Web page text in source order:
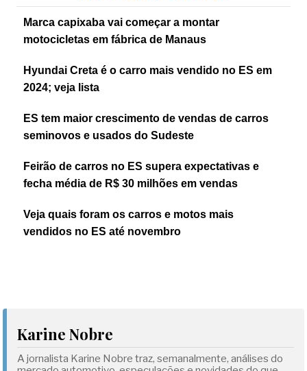
Marca capixaba vai começar a montar
motocicletas em fábrica de Manaus
Hyundai Creta é o carro mais vendido no ES em
2024; veja lista
ES tem maior crescimento de vendas de carros
seminovos e usados do Sudeste
Feirão de carros no ES supera expectativas e
fecha média de R$ 30 milhões em vendas
Veja quais foram os carros e motos mais
vendidos no ES até novembro
Karine Nobre
A jornalista Karine Nobre traz, semanalmente, análises do